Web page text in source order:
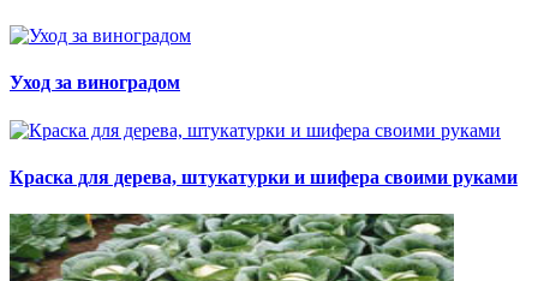
Уход за виноградом
Краска для дерева, штукатурки и шифера своими руками